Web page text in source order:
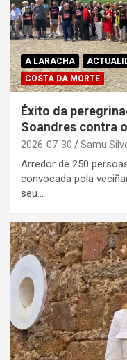
A LARACHA
COSTA DA MORTE
Éxito da
Soandres contra
2026-07-30 Samu
Arredor de 250
convocada pola
seu…